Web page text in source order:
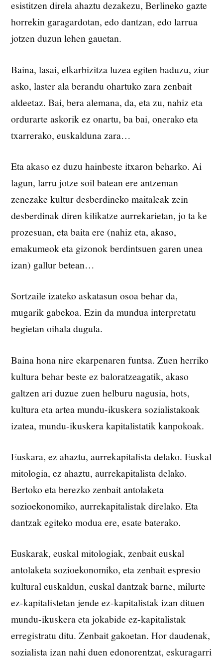
esistitzen direla ahaztu dezakezu, Berlineko gazte
horrekin garagardotan, edo dantzan, edo larrua
jotzen duzun lehen gauetan.
Baina, lasai, elkarbizitza luzea egiten baduzu, ziur
asko, laster ala berandu ohartuko zara zenbait
aldeetaz. Bai, bera alemana, da, eta zu, nahiz eta
ordurarte askorik ez onartu, ba bai, onerako eta
txarrerako, euskalduna zara…
Eta akaso ez duzu hainbeste itxaron beharko. Ai
lagun, larru jotze soil batean ere antzeman
zenezake kultur desberdineko maitaleak zein
desberdinak diren kilikatze aurrekarietan, jo ta ke
prozesuan, eta baita ere (nahiz eta, akaso,
emakumeok eta gizonok berdintsuen garen unea
izan) gallur betean…
Sortzaile izateko askatasun osoa behar da,
mugarik gabekoa. Ezin da mundua interpretatu
begietan oihala dugula.
Baina hona nire ekarpenaren funtsa. Zuen herriko
kultura behar beste ez baloratzeagatik, akaso
galtzen ari duzue zuen helburu nagusia, hots,
kultura eta artea mundu-ikuskera sozialistakoak
izatea, mundu-ikuskera kapitalistatik kanpokoak.
Euskara, ez ahaztu, aurrekapitalista delako. Euskal
mitologia, ez ahaztu, aurrekapitalista delako.
Bertoko eta berezko zenbait antolaketa
sozioekonomiko, aurrekapitalistak direlako. Eta
dantzak egiteko modua ere, esate baterako.
Euskarak, euskal mitologiak, zenbait euskal
antolaketa sozioekonomiko, eta zenbait espresio
kultural euskaldun, euskal dantzak barne, milurte
ez-kapitalistetan jende ez-kapitalistak izan dituen
mundu-ikuskera eta jokabide ez-kapitalistak
erregistratu ditu. Zenbait gakoetan. Hor daudenak,
sozialista izan nahi duen edonorentzat, eskuragarri